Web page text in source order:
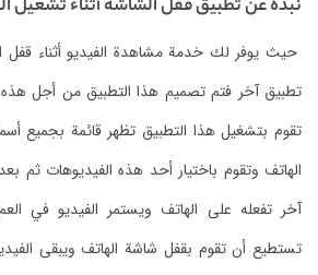
نبذة عن تطبيق قفل الشاشة أثناء تشغيل
حيث يوفر لك خدمة مشاهدة الفيديو أثناء قفل
تطبيق آخر فتم تصميم هذا التطبيق من أجل
تقوم بتشغيل هذا التطبيق تظهر قائمة بجميع
الهاتف وتقوم باختيار أحد هذه الفيديوهات ثم
آخر تفعله على الهاتف ويستمر الفيديو في
تستطيع أن تقوم بقفل شاشة الهاتف ويبقى